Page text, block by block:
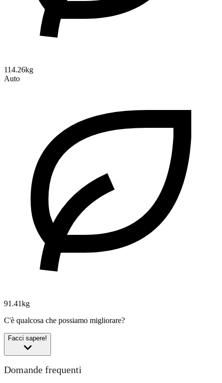
114.26kg
Auto
91.41kg
C'è qualcosa che possiamo migliorare?
Facci sapere!
Domande frequenti